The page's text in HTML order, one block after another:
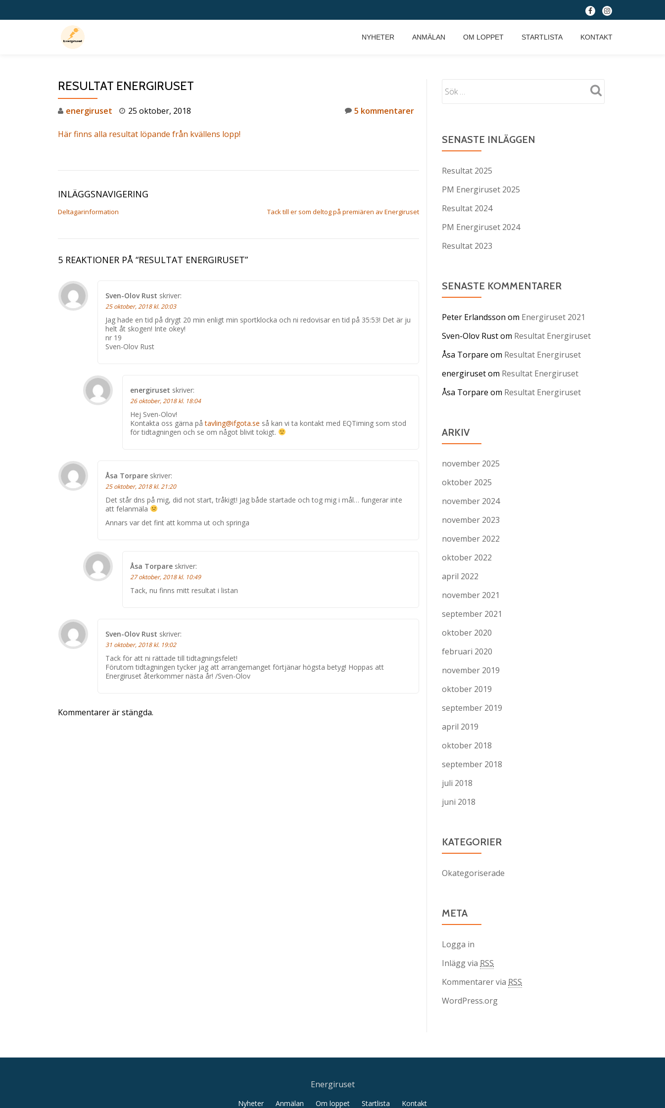
fa-
fa-
NYHETER ANMÄLAN OM LOPPET STARTLISTA KONTAKT
RESULTAT ENERGIRUSET
energiruset 25 oktober, 2018 5 kommentarer
Här finns alla resultat löpande från kvällens lopp!
INLÄGGSNAVIGERING
Deltagarinformation Tack till er som deltog på premiären av Energiruset
5 REAKTIONER PÅ “RESULTAT ENERGIRUSET”
Sven-Olov Rust skriver:
25 oktober, 2018 kl. 20:03
Jag hade en tid på drygt 20 min enligt min sportklocka och ni redovisar en tid på 35:53! Det är ju
helt åt skogen! Inte okey!
nr 19
Sven-Olov Rust
energiruset skriver:
26 oktober, 2018 kl. 18:04
Hej Sven-Olov!
Kontakta oss gärna påtavling@ifgota.se så kan vi ta kontakt med EQTiming som stod
för tidtagningen och se om något blivit tokigt.
Åsa Torpare skriver:
25 oktober, 2018 kl. 21:20
Det står dns på mig, did not start, tråkigt! Jag både startade och tog mig i mål… fungerar inte
att felanmäla
Annars var det fint att komma ut och springa
Åsa Torpare skriver:
27 oktober, 2018 kl. 10:49
Tack, nu finns mitt resultat i listan
Sven-Olov Rust skriver:
31 oktober, 2018 kl. 19:02
Tack för att ni rättade till tidtagningsfelet!
Förutom tidtagningen tycker jag att arrangemanget förtjänar högsta betyg! Hoppas att
Energiruset återkommer nästa år! /Sven-Olov
Kommentarer är stängda.
SENASTE INLÄGGEN
Resultat 2025
PM Energiruset 2025
Resultat 2024
PM Energiruset 2024
Resultat 2023
SENASTE KOMMENTARER
Peter Erlandsson om Energiruset 2021
Sven-Olov Rustom Resultat Energiruset
Åsa Torpare om Resultat Energiruset
energirusetom Resultat Energiruset
Åsa Torpare om Resultat Energiruset
ARKIV
november 2025
oktober 2025
november 2024
november 2023
november 2022
oktober 2022
april 2022
november 2021
september 2021
oktober 2020
februari 2020
november 2019
oktober 2019
september 2019
april 2019
oktober 2018
september 2018
juli 2018
juni 2018
KATEGORIER
Okategoriserade
META
Logga in
Inlägg via RSS
Kommentarer via RSS
WordPress.org
Energiruset
Nyheter Anmälan Om loppet Startlista Kontakt